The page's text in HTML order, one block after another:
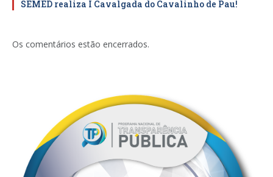
SEMED realiza I Cavalgada do Cavalinho de Pau!
Os comentários estão encerrados.